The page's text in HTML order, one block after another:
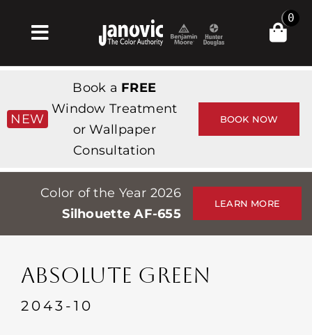
Toggle
Navigation
Products & Services
Κατάστημα
Professionals
Stores
Εκδηλώσεις
Επαφή
0
NEW
Book a FREE
Window Treatment
or Wallpaper
Consultation
BOOK NOW
Color of the Year 2026
Silhouette AF-655
LEARN MORE
ABSOLUTE GREEN
2043-10